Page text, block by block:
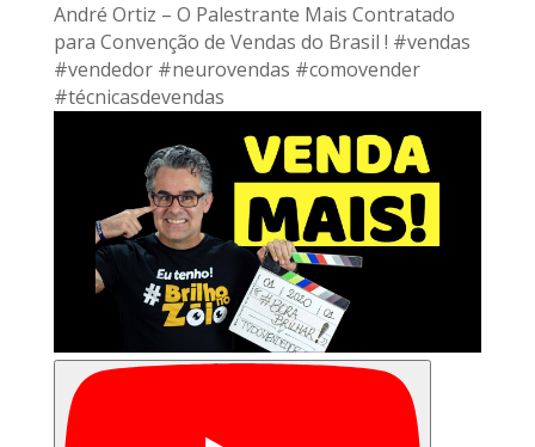
André Ortiz – O Palestrante Mais Contratado
para Convenção de Vendas do Brasil ! #vendas
#vendedor #neurovendas #comovender
#técnicasdevendas